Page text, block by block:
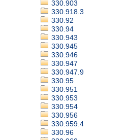
330.903
330.918.3
330.92
330.94
330.943
330.945
330.946
330.947
330.947.9
330.95
330.951
330.953
330.954
330.956
330.959.4
330.96